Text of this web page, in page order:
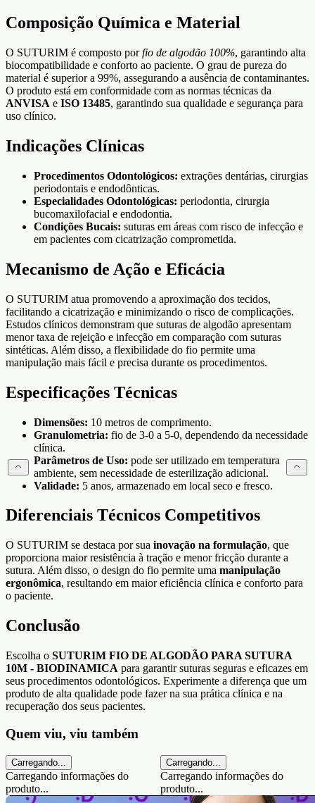
Composição Química e Material
O SUTURIM é composto porfio de algodão 100%, garantindo alta
biocompatibilidade e conforto ao paciente. O grau de pureza do
material é superior a 99%, assegurando a ausência de contaminantes.
O produto está em conformidade com as normas técnicas da
ANVISA e ISO 13485, garantindo sua qualidade e segurança para
uso clínico.
Indicações Clínicas
Procedimentos Odontológicos: extrações dentárias, cirurgias
periodontais e endodônticas.
Especialidades Odontológicas: periodontia, cirurgia
bucomaxilofacial e endodontia.
Condições Bucais: suturas em áreas com risco de infecção e
em pacientes com cicatrização comprometida.
Mecanismo de Ação e Eficácia
O SUTURIM atua promovendo a aproximação dos tecidos,
facilitando a cicatrização e minimizando o risco de complicações.
Estudos clínicos demonstram que suturas de algodão apresentam
menor taxa de rejeição e infecção em comparação com suturas
sintéticas. Além disso, a flexibilidade do fio permite uma
manipulação mais fácil e precisa durante os procedimentos.
Especificações Técnicas
Dimensões: 10 metros de comprimento.
Granulometria: fio de 3-0 a 5-0, dependendo da necessidade
clínica.
Parâmetros de Uso: pode ser utilizado em temperatura
ambiente, sem necessidade de esterilização adicional.
Validade: 5 anos, armazenado em local seco e fresco.
Diferenciais Técnicos Competitivos
O SUTURIM se destaca por sua inovação na formulação, que
proporciona maior resistência à tração e menor fricção durante a
sutura. Além disso, o design do fio permite uma manipulação
ergonômica, resultando em maior eficiência clínica e conforto para
o paciente.
Conclusão
Escolha o SUTURIM FIO DE ALGODÃO PARA SUTURA
10M - BIODINAMICA para garantir suturas seguras e eficazes em
seus procedimentos odontológicos. Experimente a diferença que um
produto de alta qualidade pode fazer na sua prática clínica e na
recuperação dos seus pacientes.
Quem viu, viu também
Carregando...
Carregando informações do
produto...
Carregando...
Carregando informações do
produto...